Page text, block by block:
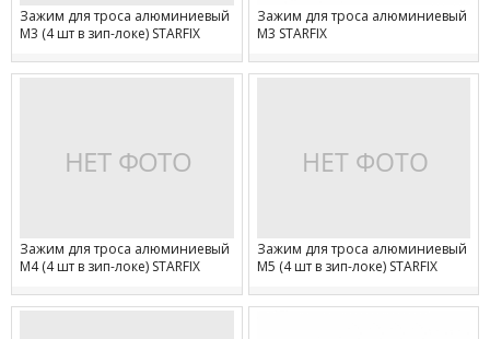
Зажим для троса алюминиевый
М3 (4 шт в зип-локе) STARFIX
Зажим для троса алюминиевый
М3 STARFIX
Зажим для троса алюминиевый
М4 (4 шт в зип-локе) STARFIX
Зажим для троса алюминиевый
М5 (4 шт в зип-локе) STARFIX